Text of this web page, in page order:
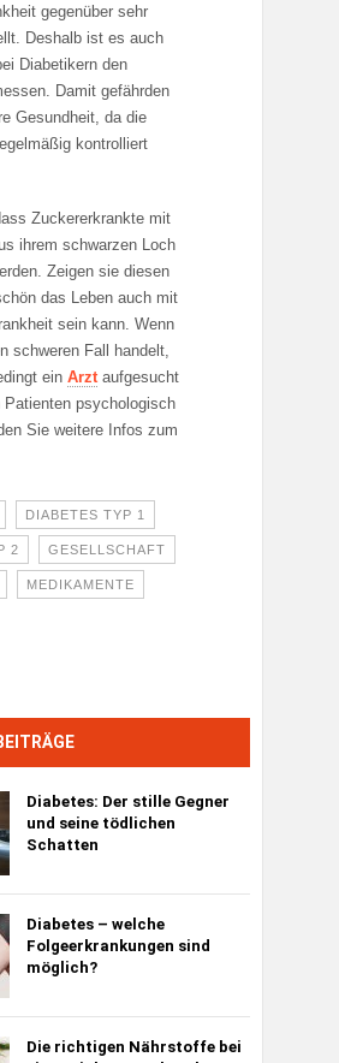
gegenüber sehr
Deshalb ist es auch
Diabetikern den
Damit gefährden
Gesundheit, da die
kontrolliert
Zuckererkrankte mit
ihrem schwarzen Loch
Zeigen sie diesen
das Leben auch mit
sein kann. Wenn
schweren Fall handelt,
ein Arzt aufgesucht
Patienten psychologisch
Sie weitere Infos zum
DIABETES TYP 1
2 GESELLSCHAFT
MEDIKAMENTE
Diabetes: Der stille Gegner
und seine tödlichen
Schatten
Diabetes – welche
Folgeerkrankungen sind
möglich?
Die richtigen Nährstoffe bei